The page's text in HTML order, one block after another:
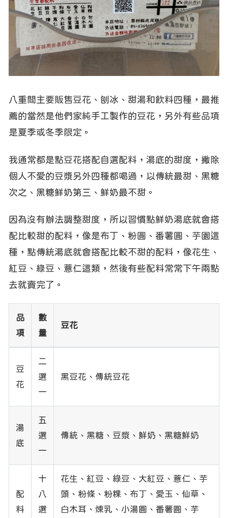
八重間主要販售豆花、刨冰、甜湯和飲料四種，最推
薦的當然是他們家純手工製作的豆花，另外有些品項
是夏季或冬季限定。
我通常都是點豆花搭配自選配料，湯底的甜度，撇除
個人不愛的豆漿另外四種都喝過，以傳統最甜、黑糖
次之、黑糖鮮奶第三、鮮奶最不甜。
因為沒有辦法調整甜度，所以習慣點鮮奶湯底就會搭
配比較甜的配料，像是布丁、粉圓、番薯圓、芋園這
種，點傳統湯底就會搭配比較不甜的配料，像花生、
紅豆、綠豆、薏仁這類，然後有些配料常常下午兩點
去就賣完了。
品
項
數
量
豆花
豆
花
二
選
一
黑豆花、傳統豆花
湯
底
五
選
一
傳統、黑糖、豆漿、鮮奶、黑糖鮮奶
配
料
十
八
選
花生、紅豆、綠豆、大紅豆、薏仁、芋
頭、粉條、粉粿、布丁、愛玉、仙草、
白木耳、煉乳、小湯圓、番薯圓、芋